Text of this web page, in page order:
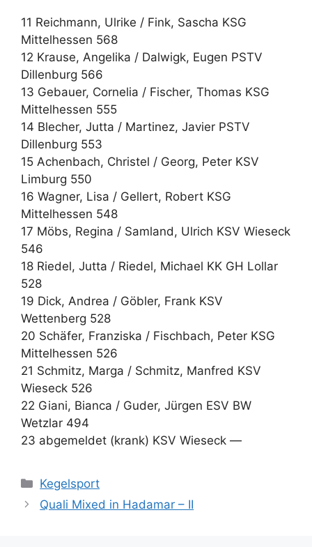
11 Reichmann, Ulrike / Fink, Sascha KSG
Mittelhessen 568
12 Krause, Angelika / Dalwigk, Eugen PSTV
Dillenburg 566
13 Gebauer, Cornelia / Fischer, Thomas KSG
Mittelhessen 555
14 Blecher, Jutta / Martinez, Javier PSTV
Dillenburg 553
15 Achenbach, Christel / Georg, Peter KSV
Limburg 550
16 Wagner, Lisa / Gellert, Robert KSG
Mittelhessen 548
17 Möbs, Regina / Samland, Ulrich KSV Wieseck
546
18 Riedel, Jutta / Riedel, Michael KK GH Lollar
528
19 Dick, Andrea / Göbler, Frank KSV
Wettenberg 528
20 Schäfer, Franziska / Fischbach, Peter KSG
Mittelhessen 526
21 Schmitz, Marga / Schmitz, Manfred KSV
Wieseck 526
22 Giani, Bianca / Guder, Jürgen ESV BW
Wetzlar 494
23 abgemeldet (krank) KSV Wieseck —
Kategorien
Kegelsport
Quali Mixed in Hadamar – II